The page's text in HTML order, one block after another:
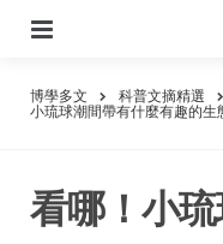
博學多文 科普文摘精選
小琉球潮間帶有什麼有趣的生
看哪！小